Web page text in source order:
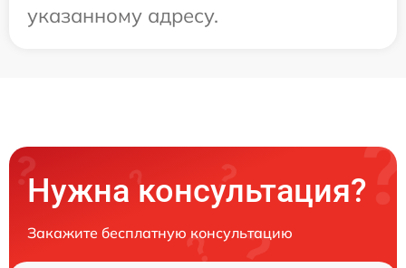
указанному адресу.
Нужна консультация?
Закажите бесплатную консультацию